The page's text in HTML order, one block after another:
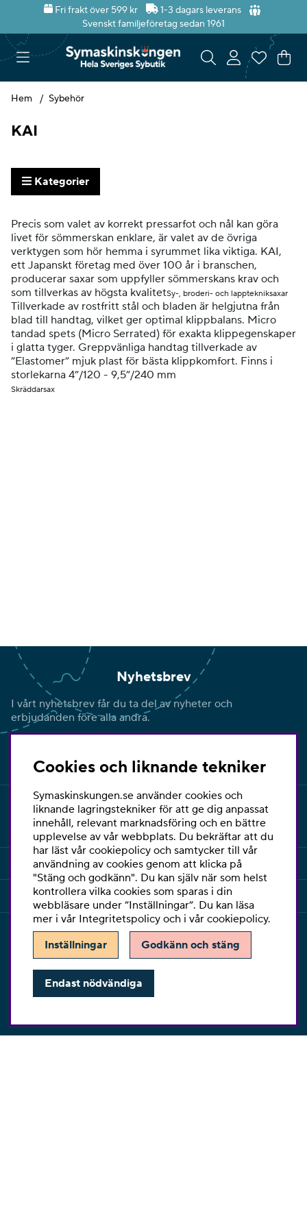
Fri frakt över 599 kr
1-3 dagars leverans
Svenskt familjeföretag sedan 1961
.
Hem Sybehör
KAI
Kategorier
Precis som valet av korrekt pressarfot och nål kan göra
livet för sömmerskan enklare, är valet av de övriga
verktygen som hör hemma i syrummet lika viktiga. KAI,
ett Japanskt företag med över 100 år i branschen,
producerar saxar som uppfyller sömmerskans krav och
som tillverkas av högsta kvalitetSy-, broderi- och lapptekniksaxar
Tillverkade av rostfritt stål och bladen är helgjutna från
blad till handtag, vilket ger optimal klippbalans. Micro
tandad spets (Micro Serrated) för exakta klippegenskaper
i glatta tyger. Greppvänliga handtag tillverkade av
”Elastomer” mjuk plast för bästa klippkomfort. Finns i
storlekarna 4”/120 - 9,5”/240 mm
Skräddarsax
Nyhetsbrev
I vårt nyhetsbrev får du ta del av nyheter och
erbjudanden före alla andra.
INFORMATION
KUNDSERVICE
KONTAKT
beställning så är du varmt välkommen att kontakta vår
kundtjänst per telefon eller email.
E-post:kontakta@symaskinskungen.se
Cookies och liknande tekniker
Symaskinskungen.se använder cookies och
liknande lagringstekniker för att ge dig anpassat
innehåll, relevant marknadsföring och en bättre
upplevelse av vår webbplats. Du bekräftar att du
har läst vår cookiepolicy och samtycker till vår
användning av cookies genom att klicka på
"Stäng och godkänn". Du kan själv när som helst
kontrollera vilka cookies som sparas i din
webbläsare under ”Inställningar”. Du kan läsa
mer i vår Integritetspolicy och i vår cookiepolicy.
Inställningar
Godkänn och stäng
Endast nödvändiga